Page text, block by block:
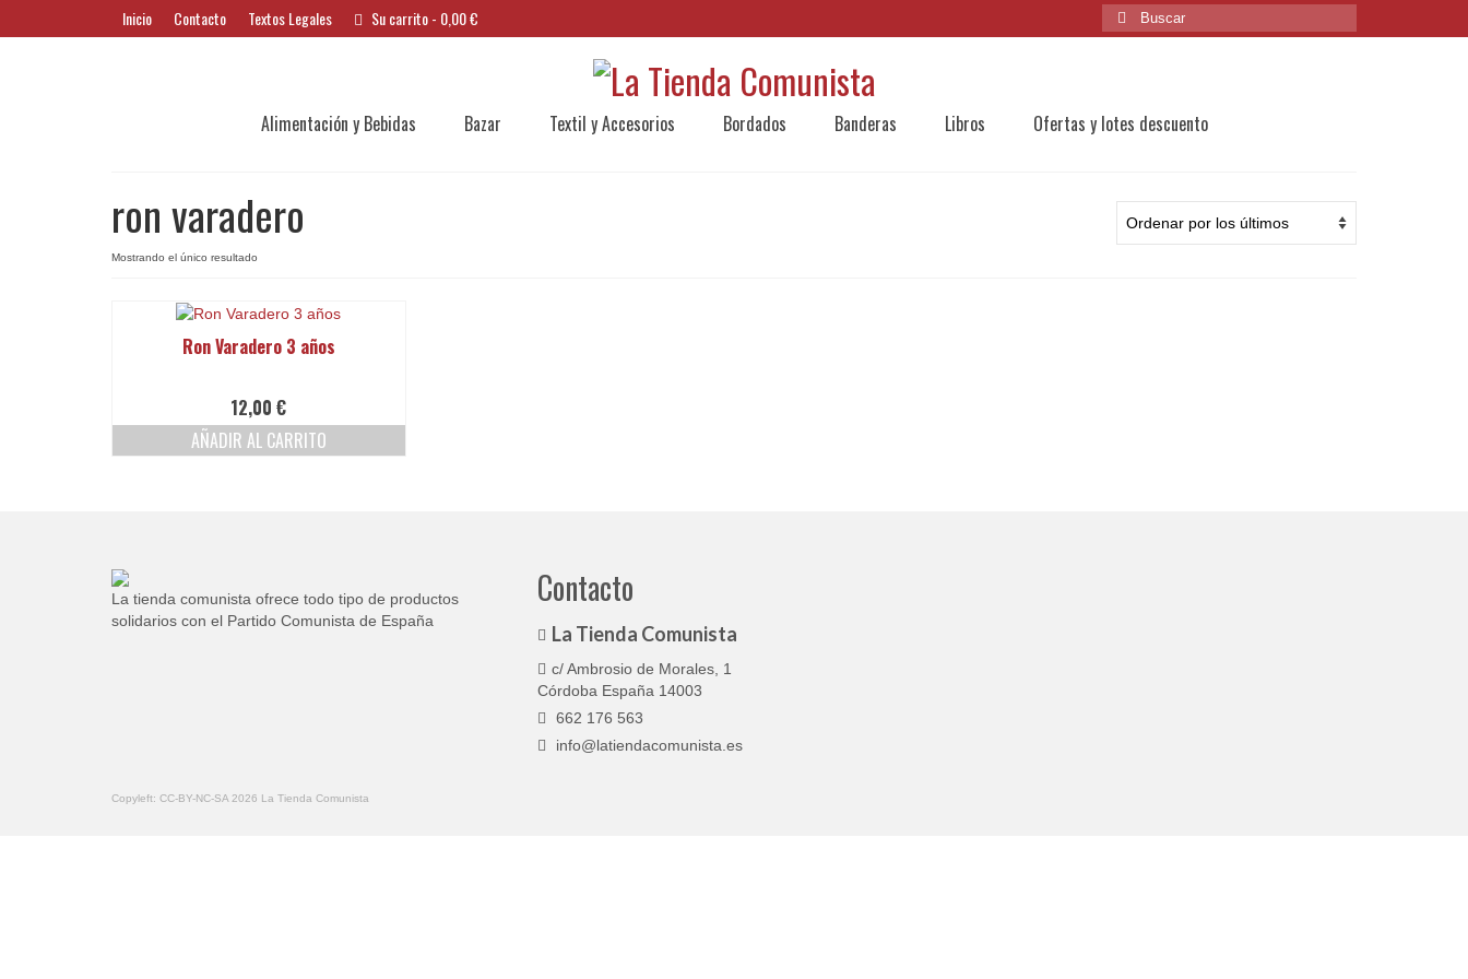
Inicio Contacto Textos Legales Su carrito- 0,00€
Buscar
por:
Alimentación y Bebidas Bazar Textil y Accesorios Bordados Banderas Libros Ofertas y lotes descuento
ron varadero
Mostrando el único resultado
Ron Varadero 3 años
12,00€
AÑADIR AL CARRITO
La tienda comunista ofrece todo tipo de productos
solidarios con el Partido Comunista de España
Contacto
La Tienda Comunista
c/ Ambrosio de Morales, 1
Córdoba España 14003
662 176 563
info@latiendacomunista.es
Copyleft: CC-BY-NC-SA 2026 La Tienda Comunista